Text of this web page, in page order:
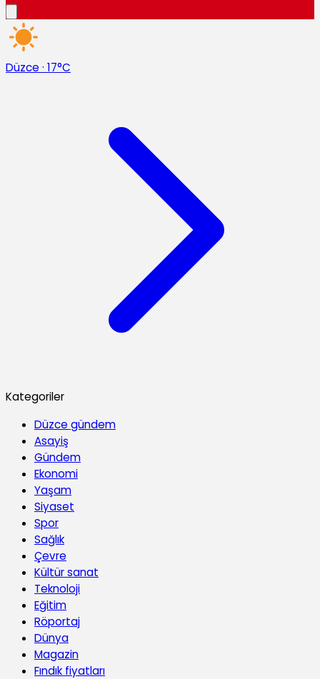
Düzce · 17°C
Kategoriler
Düzce gündem
Asayiş
Gündem
Ekonomi
Yaşam
Siyaset
Spor
Sağlık
Çevre
Kültür sanat
Teknoloji
Eğitim
Röportaj
Dünya
Magazin
Fındık fiyatları